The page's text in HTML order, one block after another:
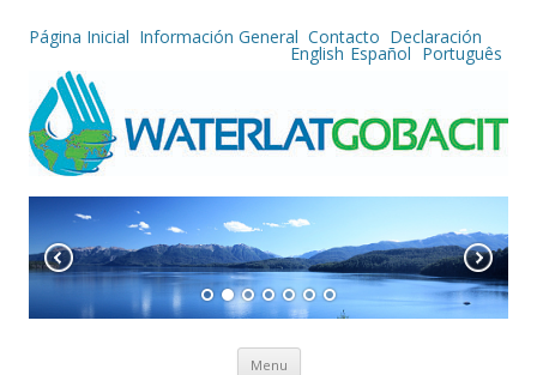
Página Inicial Información General Contacto Declaración
English Español Português
Menu Skip to content